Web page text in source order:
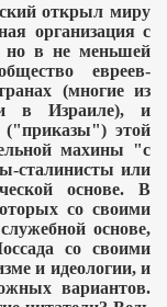
открыл миру
организация с
но в не меньшей
евреев-
(многие из
в Израиле), и
этой
махины "с
сталинисты или
основе. В
со своими
основе,
со своими
и идеологии, и
вариантов.